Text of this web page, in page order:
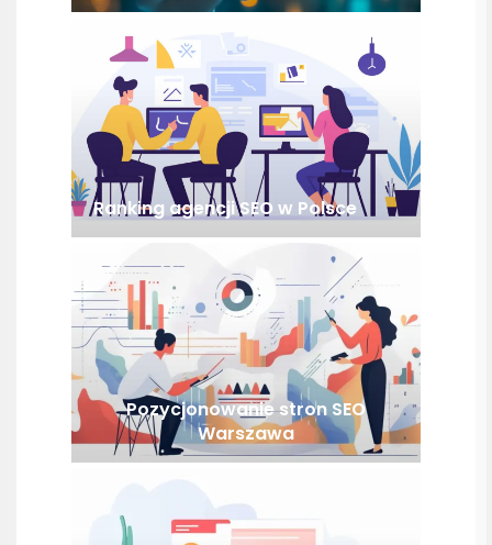
Ranking agencji SEO w Polsce
Pozycjonowanie stron SEO
Warszawa